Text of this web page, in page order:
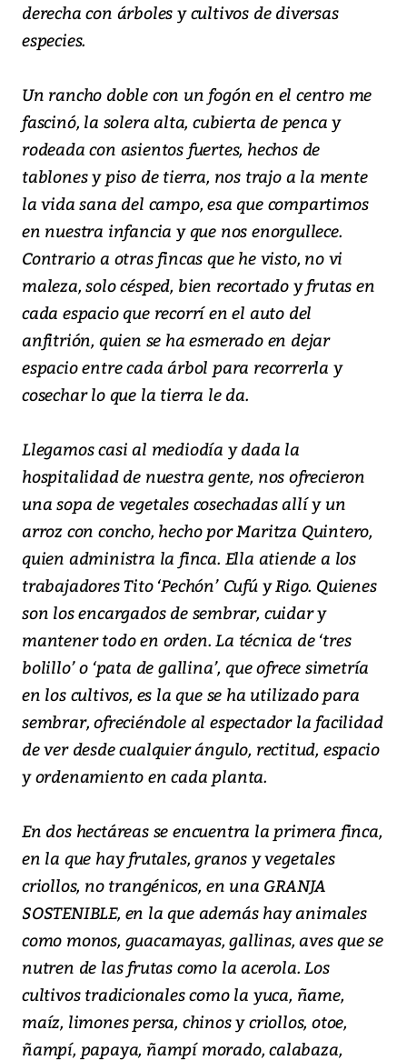
derecha con árboles y cultivos de diversas
especies.
Un rancho doble con un fogón en el centro me
fascinó, la solera alta, cubierta de penca y
rodeada con asientos fuertes, hechos de
tablones y piso de tierra, nos trajo a la mente
la vida sana del campo, esa que compartimos
en nuestra infancia y que nos enorgullece.
Contrario a otras fincas que he visto, no vi
maleza, solo césped, bien recortado y frutas en
cada espacio que recorrí en el auto del
anfitrión, quien se ha esmerado en dejar
espacio entre cada árbol para recorrerla y
cosechar lo que la tierra le da.
Llegamos casi al mediodía y dada la
hospitalidad de nuestra gente, nos ofrecieron
una sopa de vegetales cosechadas allí y un
arroz con concho, hecho por Maritza Quintero,
quien administra la finca. Ella atiende a los
trabajadores Tito ‘Pechón’ Cufú y Rigo. Quienes
son los encargados de sembrar, cuidar y
mantener todo en orden. La técnica de ‘tres
bolillo’ o ‘pata de gallina’, que ofrece simetría
en los cultivos, es la que se ha utilizado para
sembrar, ofreciéndole al espectador la facilidad
de ver desde cualquier ángulo, rectitud, espacio
y ordenamiento en cada planta.
En dos hectáreas se encuentra la primera finca,
en la que hay frutales, granos y vegetales
criollos, no trangénicos, en una GRANJA
SOSTENIBLE, en la que además hay animales
como monos, guacamayas, gallinas, aves que se
nutren de las frutas como la acerola. Los
cultivos tradicionales como la yuca, ñame,
maíz, limones persa, chinos y criollos, otoe,
ñampí, papaya, ñampí morado, calabaza,